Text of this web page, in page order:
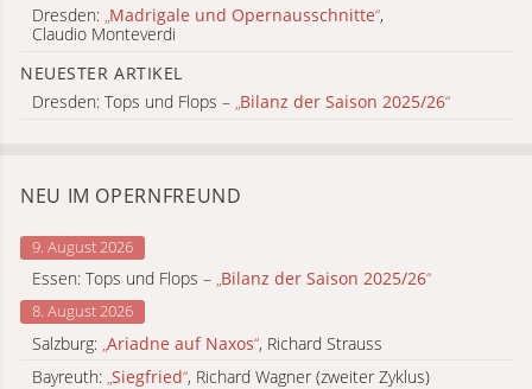
Dresden: „Madrigale und Opernausschnitte“,
Claudio Monteverdi
NEUESTER ARTIKEL
Dresden: Tops und Flops – „Bilanz der Saison 2025/26“
NEU IM OPERNFREUND
9. August 2026
Essen: Tops und Flops – „Bilanz der Saison 2025/26“
8. August 2026
Salzburg: „Ariadne auf Naxos“, Richard Strauss
Bayreuth: „Siegfried“, Richard Wagner (zweiter Zyklus)